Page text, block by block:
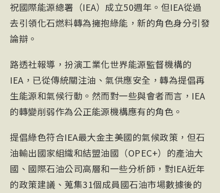
祝國際能源總署（IEA）成立50週年。但IEA從過
去引領化石燃料轉為擁抱綠能，新的角色身分引發
論辯。
路透社報導，扮演工業化世界能源監督機構的
IEA，已從傳統關注油、氣供應安全，轉為提倡再
生能源和氣候行動。然而對一些與會者而言，IEA
的轉變削弱作為公正能源機構應有的角色。
提倡綠色符合IEA最大金主美國的氣候政策，但石
油輸出國家組織和結盟油國（OPEC+）的產油大
國、國際石油公司高層和一些分析師，對IEA近年
的政策建議、蒐集31個成員國石油市場數據後的